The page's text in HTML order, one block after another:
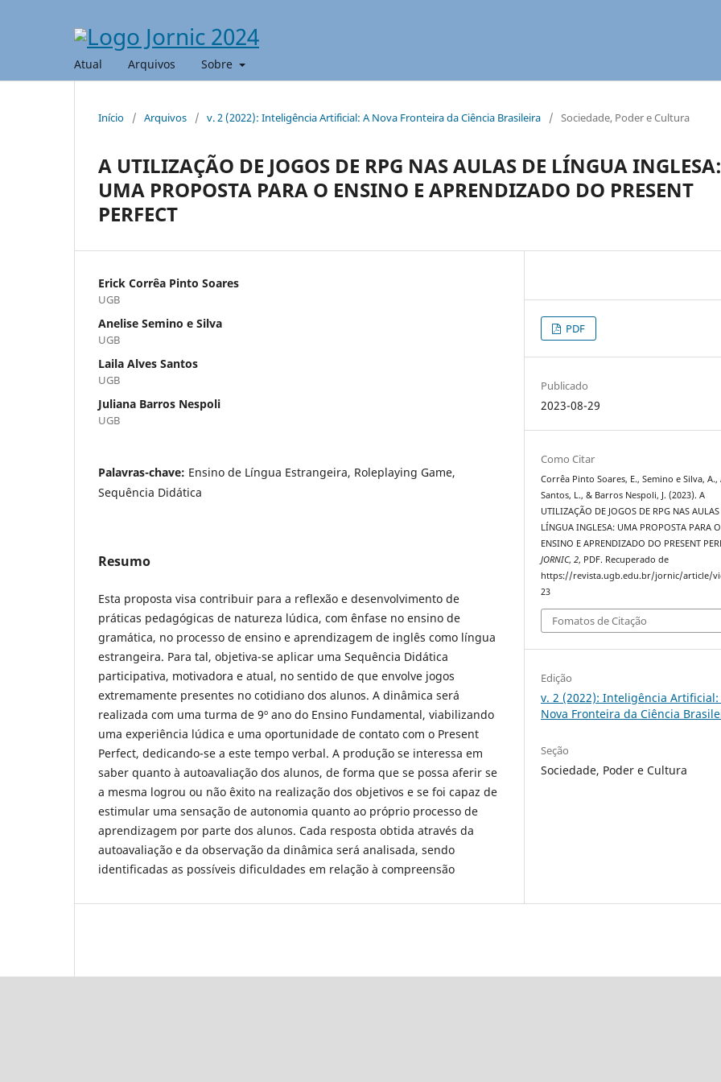
Atual Arquivos Sobre
Início / Arquivos / v. 2 (2022): Inteligência Artificial: A Nova Fronteira da Ciência Brasileira / Sociedade, Poder e Cultura
A UTILIZAÇÃO DE JOGOS DE RPG NAS AULAS DE LÍNGUA INGLESA:
UMA PROPOSTA PARA O ENSINO E APRENDIZADO DO PRESENT
PERFECT
Erick Corrêa Pinto Soares
UGB
Anelise Semino e Silva
UGB
Laila Alves Santos
UGB
Juliana Barros Nespoli
UGB
Palavras-chave: Ensino de Língua Estrangeira, Roleplaying Game,
Sequência Didática
Resumo
Esta proposta visa contribuir para a reflexão e desenvolvimento de
práticas pedagógicas de natureza lúdica, com ênfase no ensino de
gramática, no processo de ensino e aprendizagem de inglês como língua
estrangeira. Para tal, objetiva-se aplicar uma Sequência Didática
participativa, motivadora e atual, no sentido de que envolve jogos
extremamente presentes no cotidiano dos alunos. A dinâmica será
realizada com uma turma de 9º ano do Ensino Fundamental, viabilizando
uma experiência lúdica e uma oportunidade de contato com o Present
Perfect, dedicando-se a este tempo verbal. A produção se interessa em
saber quanto à autoavaliação dos alunos, de forma que se possa aferir se
a mesma logrou ou não êxito na realização dos objetivos e se foi capaz de
estimular uma sensação de autonomia quanto ao próprio processo de
aprendizagem por parte dos alunos. Cada resposta obtida através da
autoavaliação e da observação da dinâmica será analisada, sendo
identificadas as possíveis dificuldades em relação à compreensão
PDF
Publicado
2023-08-29
Como Citar
Corrêa Pinto Soares, E., Semino e Silva, A.,
Santos, L., & Barros Nespoli, J. (2023). A
UTILIZAÇÃO DE JOGOS DE RPG NAS AULAS
LÍNGUA INGLESA: UMA PROPOSTA PARA O
ENSINO E APRENDIZADO DO PRESENT
JORNIC,2, PDF. Recuperado de
https://revista.ugb.edu.br/jornic/article/
23
Fomatos de Citação
Edição
v. 2 (2022): Inteligência Artificial:
Nova Fronteira da Ciência
Seção
Sociedade, Poder e Cultura